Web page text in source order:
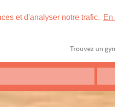
et d'analyser notre trafic.
Trouvez un